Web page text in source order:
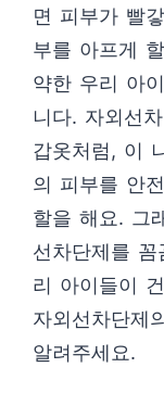
면 피부가 빨
부를 아프게
약한 우리 아
니다. 자외선
갑옷처럼, 이
의 피부를 안
할을 해요. 그
선차단제를
리 아이들이
자외선차단제
알려주세요.